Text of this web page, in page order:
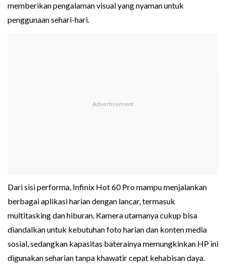
memberikan pengalaman visual yang nyaman untuk
penggunaan sehari-hari.
Dari sisi performa, Infinix Hot 60 Pro mampu menjalankan
berbagai aplikasi harian dengan lancar, termasuk
multitasking dan hiburan. Kamera utamanya cukup bisa
diandalkan untuk kebutuhan foto harian dan konten media
sosial, sedangkan kapasitas baterainya memungkinkan HP ini
digunakan seharian tanpa khawatir cepat kehabisan daya.